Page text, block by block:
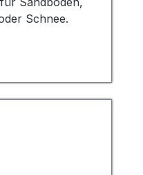
uns zu
und Ihres
Schnee.